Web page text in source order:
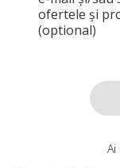
ofertele și
(optional)
Ai